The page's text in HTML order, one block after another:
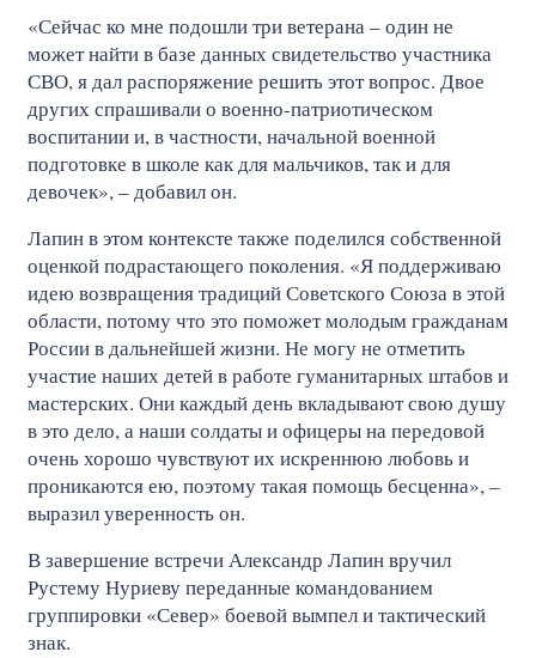
«Сейчас ко мне подошли три ветерана – один не
может найти в базе данных свидетельство участника
СВО, я дал распоряжение решить этот вопрос. Двое
других спрашивали о военно-патриотическом
воспитании и, в частности, начальной военной
подготовке в школе как для мальчиков, так и для
девочек», – добавил он.
Лапин в этом контексте также поделился собственной
оценкой подрастающего поколения. «Я поддерживаю
идею возвращения традиций Советского Союза в этой
области, потому что это поможет молодым гражданам
России в дальнейшей жизни. Не могу не отметить
участие наших детей в работе гуманитарных штабов и
мастерских. Они каждый день вкладывают свою душу
в это дело, а наши солдаты и офицеры на передовой
очень хорошо чувствуют их искреннюю любовь и
проникаются ею, поэтому такая помощь бесценна», –
выразил уверенность он.
В завершение встречи Александр Лапин вручил
Рустему Нуриеву переданные командованием
группировки «Север» боевой вымпел и тактический
знак.